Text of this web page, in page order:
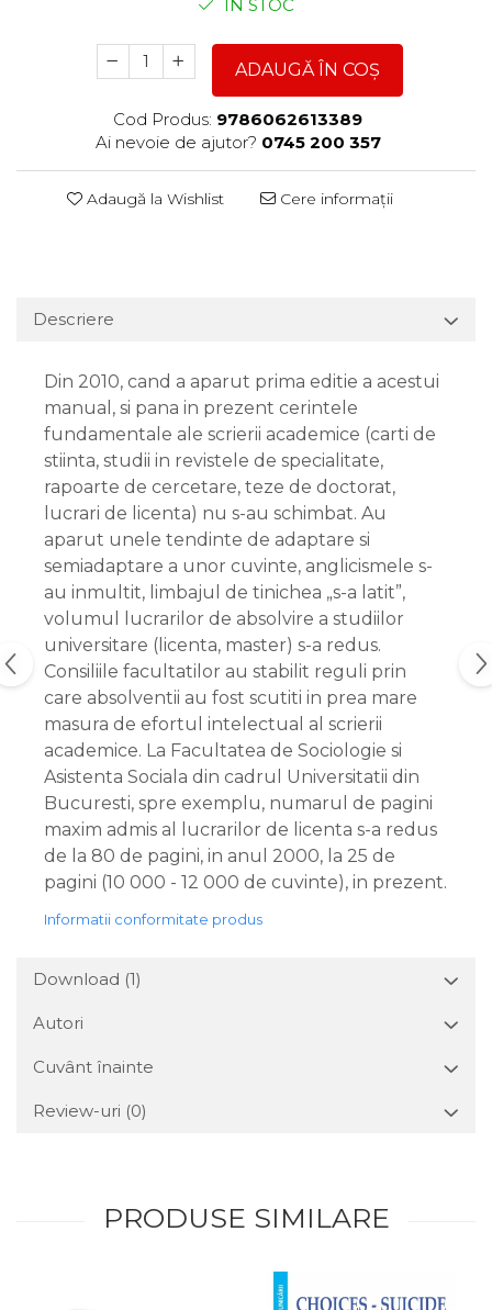
ÎN STOC
ADAUGĂ ÎN COȘ
Cod Produs: 9786062613389
Ai nevoie de ajutor? 0745 200 357
Adaugă la Wishlist Cere informații
Descriere
Din 2010, cand a aparut prima editie a acestui
manual, si pana in prezent cerintele
fundamentale ale scrierii academice (carti de
stiinta, studii in revistele de specialitate,
rapoarte de cercetare, teze de doctorat,
lucrari de licenta) nu s-au schimbat. Au
aparut unele tendinte de adaptare si
semiadaptare a unor cuvinte, anglicismele s-
au inmultit, limbajul de tinichea „s-a latit”,
volumul lucrarilor de absolvire a studiilor
universitare (licenta, master) s-a redus.
Consiliile facultatilor au stabilit reguli prin
care absolventii au fost scutiti in prea mare
masura de efortul intelectual al scrierii
academice. La Facultatea de Sociologie si
Asistenta Sociala din cadrul Universitatii din
Bucuresti, spre exemplu, numarul de pagini
maxim admis al lucrarilor de licenta s-a redus
de la 80 de pagini, in anul 2000, la 25 de
pagini (10 000 - 12 000 de cuvinte), in prezent.
Informatii conformitate produs
Download (1)
Autori
Cuvânt înainte
Review-uri (0)
PRODUSE SIMILARE